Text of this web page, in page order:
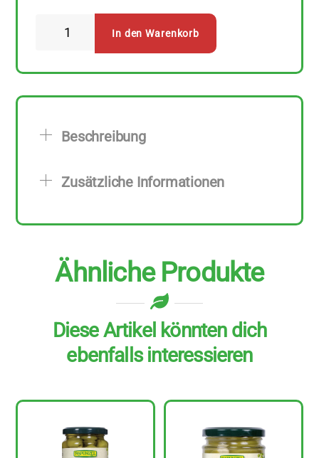
26,79 €24,69 €.
mit
Stück
310
Menge
In den Warenkorb
Beschreibung
Zusätzliche Informationen
Ähnliche Produkte
Diese Artikel könnten dich
ebenfalls interessieren